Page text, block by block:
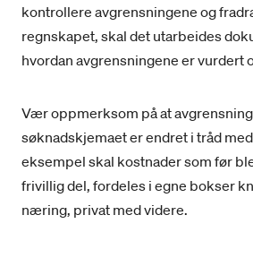
kontrollere avgrensningene og
regnskapet, skal det utarbeides
hvordan avgrensningene er vurdert
Vær oppmerksom på at
søknadskjemaet er endret i tråd
eksempel skal kostnader som før
frivillig del, fordeles i egne bokser
næring, privat med videre.